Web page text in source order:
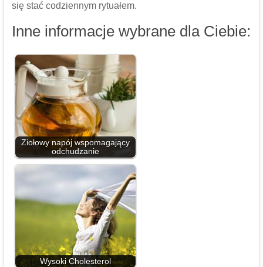
się stać codziennym rytuałem.
Inne informacje wybrane dla Ciebie:
Ziołowy napój wspomagający
odchudzanie
Wysoki Cholesterol